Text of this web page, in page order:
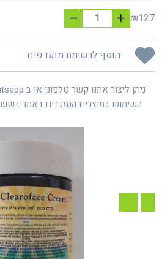
₪127
הוסף לרשימת מועדפים
השימוש במוצרים הנמכרים באתר בשעות